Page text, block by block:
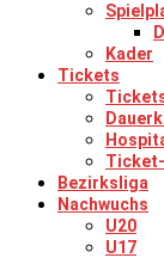
Kader
Tickets
Bezirksliga
Nachwuchs
U20
U17